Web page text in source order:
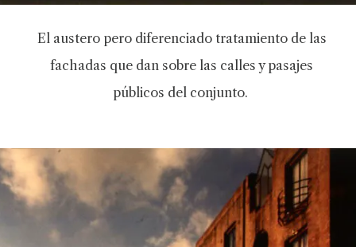
El austero pero diferenciado tratamiento de las
fachadas que dan sobre las calles y pasajes
públicos del conjunto.